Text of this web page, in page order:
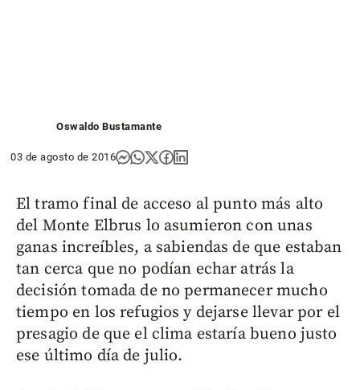
Oswaldo Bustamante
03 de agosto de 2016
El tramo final de acceso al punto más alto
del Monte Elbrus lo asumieron con unas
ganas increíbles, a sabiendas de que estaban
tan cerca que no podían echar atrás la
decisión tomada de no permanecer mucho
tiempo en los refugios y dejarse llevar por el
presagio de que el clima estaría bueno justo
ese último día de julio.